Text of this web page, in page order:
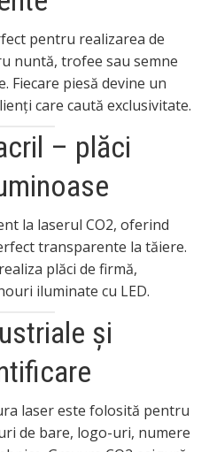
pentru realizarea de
nuntă, trofee sau semne
Fiecare piesă devine un
care caută exclusivitate.
– plăci
la laserul CO2, oferind
transparente la tăiere.
plăci de firmă,
iluminate cu LED.
și
laser este folosită pentru
de bare, logo-uri, numere